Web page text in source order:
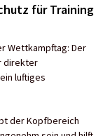
für Training
Wettkampftag: Der
direkter
luftiges
der Kopfbereich